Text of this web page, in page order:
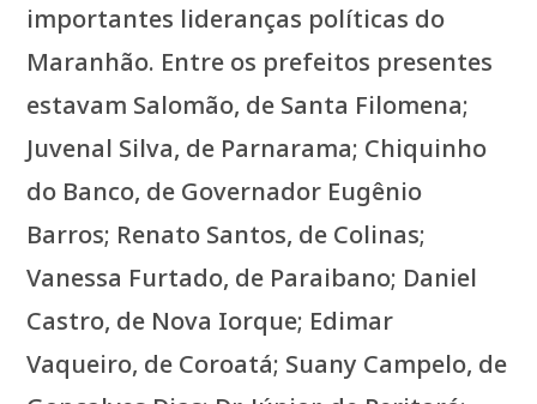
importantes lideranças políticas do
Maranhão. Entre os prefeitos presentes
estavam Salomão, de Santa Filomena;
Juvenal Silva, de Parnarama; Chiquinho
do Banco, de Governador Eugênio
Barros; Renato Santos, de Colinas;
Vanessa Furtado, de Paraibano; Daniel
Castro, de Nova Iorque; Edimar
Vaqueiro, de Coroatá; Suany Campelo, de